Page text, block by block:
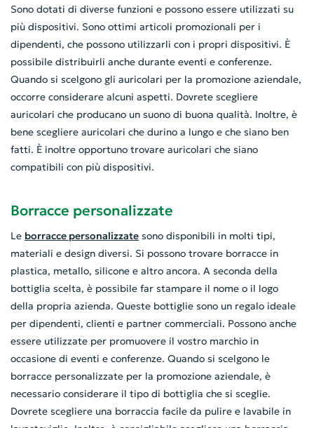
Sono dotati di diverse funzioni e possono essere utilizzati su
più dispositivi. Sono ottimi articoli promozionali per i
dipendenti, che possono utilizzarli con i propri dispositivi. È
possibile distribuirli anche durante eventi e conferenze.
Quando si scelgono gli auricolari per la promozione aziendale,
occorre considerare alcuni aspetti. Dovrete scegliere
auricolari che producano un suono di buona qualità. Inoltre, è
bene scegliere auricolari che durino a lungo e che siano ben
fatti. È inoltre opportuno trovare auricolari che siano
compatibili con più dispositivi.
Borracce personalizzate
Le borracce personalizzate sono disponibili in molti tipi,
materiali e design diversi. Si possono trovare borracce in
plastica, metallo, silicone e altro ancora. A seconda della
bottiglia scelta, è possibile far stampare il nome o il logo
della propria azienda. Queste bottiglie sono un regalo ideale
per dipendenti, clienti e partner commerciali. Possono anche
essere utilizzate per promuovere il vostro marchio in
occasione di eventi e conferenze. Quando si scelgono le
borracce personalizzate per la promozione aziendale, è
necessario considerare il tipo di bottiglia che si sceglie.
Dovrete scegliere una borraccia facile da pulire e lavabile in